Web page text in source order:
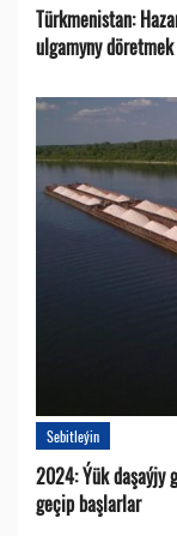
Türkmenistan:
ulgamyny
Sebitleýin
2024: Ýük daşaýjy
geçip başlarlar